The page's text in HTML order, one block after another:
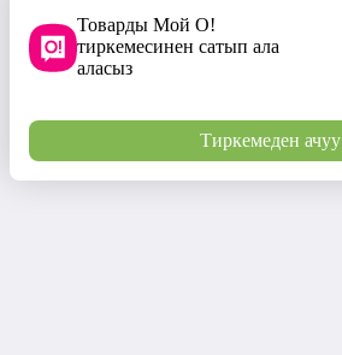
Товарды Мой О!
тиркемесинен сатып ала
аласыз
Тиркемеден ачуу